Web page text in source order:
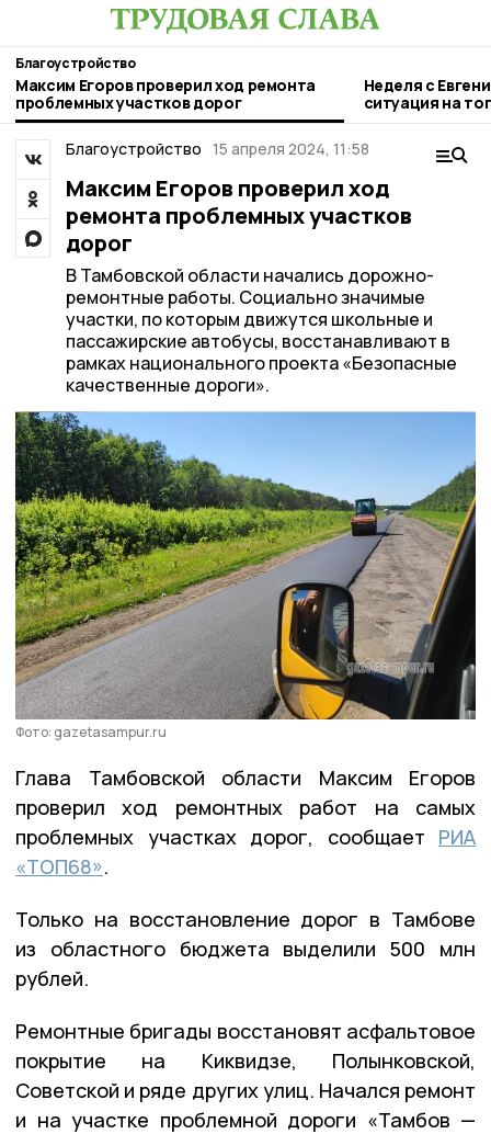
Благоустройство
Максим Егоров проверил ход ремонта
проблемных участков дорог
Неделя с
ситуация на
городе и
Благоустройство 15 апреля 2024, 11:58
Максим Егоров проверил ход
ремонта проблемных участков
дорог
В Тамбовской области начались дорожно-
ремонтные работы. Социально значимые
участки, по которым движутся школьные и
пассажирские автобусы, восстанавливают в
рамках национального проекта «Безопасные
качественные дороги».
Фото: gazetasampur.ru
Глава Тамбовской области Максим Егоров
проверил ход ремонтных работ на самых
проблемных участках дорог, сообщает РИА
«ТОП68».
Только на восстановление дорог в Тамбове
из областного бюджета выделили 500 млн
рублей.
Ремонтные бригады восстановят асфальтовое
покрытие на Киквидзе, Полынковской,
Советской и ряде других улиц. Начался ремонт
и на участке проблемной дороги «Тамбов —